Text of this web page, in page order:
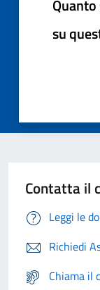
su
Contatta il
Leggi le
Richiedi
Chiama il